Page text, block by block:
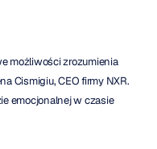
możliwości zrozumienia
Cismigiu, CEO firmy NXR.
emocjonalnej w czasie